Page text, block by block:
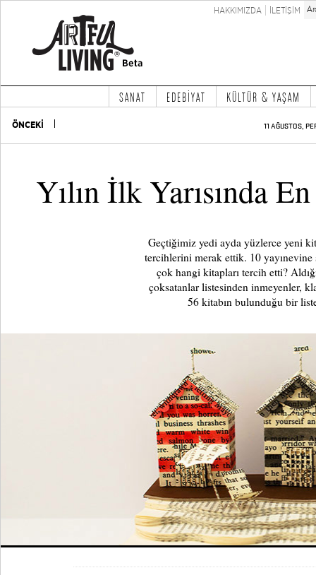
HAKKIMIZDA İLETİŞİM
SANAT EDEBİYAT KÜLTÜR & YAŞAM
ÖNCEKİ 11 AĞUSTOS,
Yılın İlk Yarısında
Geçtiğimiz yedi ayda yüzlerce yeni
tercihlerini merak ettik. 10 yayınevine
çok hangi kitapları tercih etti?
çoksatanlar listesinden inmeyenler,
56 kitabın bulunduğu bir